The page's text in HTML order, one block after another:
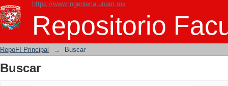
https://www.ingenieria.unam.mx
Repositorio
Buscar
RepoFI Principal → Buscar
Buscar